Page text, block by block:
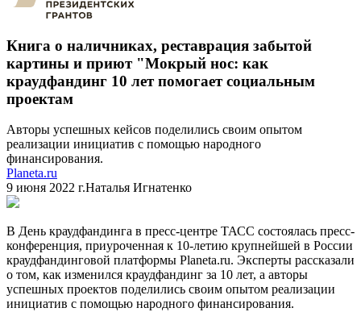
Книга о наличниках, реставрация забытой
картины и приют "Мокрый нос: как
краудфандинг 10 лет помогает социальным
проектам
Авторы успешных кейсов поделились своим опытом
реализации инициатив с помощью народного
финансирования.
Planeta.ru
9 июня 2022 г.Наталья Игнатенко
В День краудфандинга в пресс-центре ТАСС состоялась пресс-
конференция, приуроченная к 10-летию крупнейшей в России
краудфандинговой платформы Planeta.ru. Эксперты рассказали
о том, как изменился краудфандинг за 10 лет, а авторы
успешных проектов поделились своим опытом реализации
инициатив с помощью народного финансирования.